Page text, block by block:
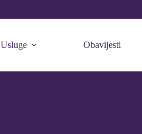
Usluge Obavijesti